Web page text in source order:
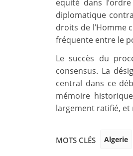
équité dans
diplomatique
droits de l’Homme
fréquente entre le
Le succès du
consensus. La
central dans ce
mémoire
largement ratifié,
MOTS CLÉS Algerie